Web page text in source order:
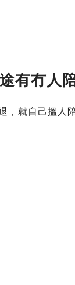
有冇人
，就自己搵人